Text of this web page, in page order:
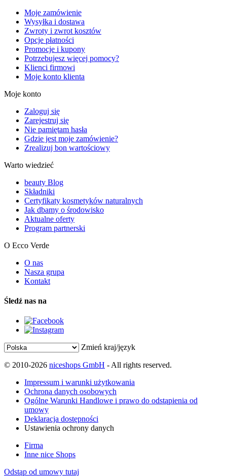
Moje zamówienie
Wysyłka i dostawa
Zwroty i zwrot kosztów
Opcje płatności
Promocje i kupony
Potrzebujesz więcej pomocy?
Klienci firmowi
Moje konto klienta
Moje konto
Zaloguj się
Zarejestruj się
Nie pamiętam hasła
Gdzie jest moje zamówienie?
Zrealizuj bon wartościowy
Warto wiedzieć
beauty Blog
Składniki
Certyfikaty kosmetyków naturalnych
Jak dbamy o środowisko
Aktualne oferty
Program partnerski
O Ecco Verde
O nas
Nasza grupa
Kontakt
Śledź nas na
Zmień kraj/język
© 2010-2026 niceshops GmbH - All rights reserved.
Impressum i warunki użytkowania
Ochrona danych osobowych
Ogólne Warunki Handlowe i prawo do odstąpienia od
umowy
Deklaracja dostępności
Ustawienia ochrony danych
Firma
Inne nice Shops
Odstąp od umowy tutaj